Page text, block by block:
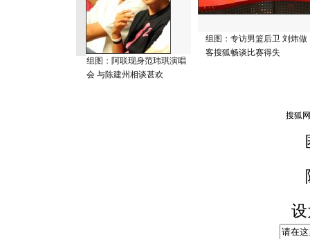
组图：阿联现身范玮琪演唱
会 与陈建州相谈甚欢
组图：专访男篮后卫 刘炜做
客搜狐畅谈比赛得失